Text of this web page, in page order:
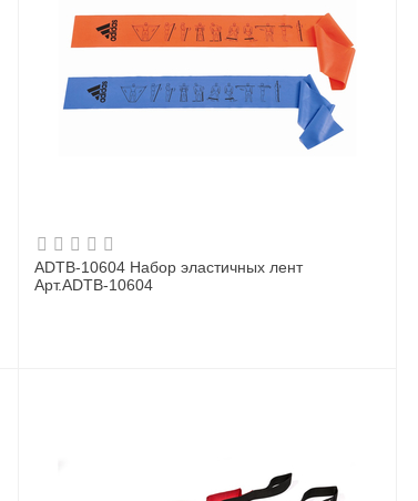
ADTB-10604 Набор эластичных лент
Арт.ADTB-10604